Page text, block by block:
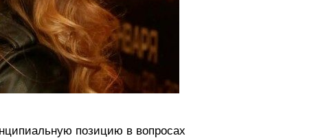
позицию в вопросах